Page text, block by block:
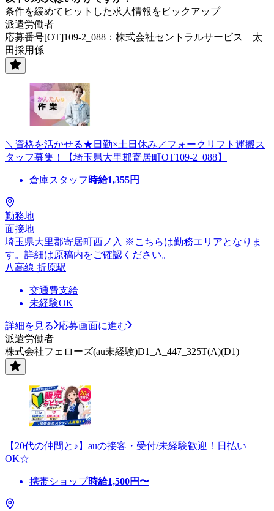
条件を緩めてヒットした求人情報をピックアップ
派遣労働者
応募番号[OT]109-2_088：株式会社セントラルサービス 太
田採用係
＼資格を活かせる★日勤×土日休み／フォークリフト運搬ス
タッフ募集！【埼玉県大里郡寄居町OT109-2_088】
倉庫スタッフ 時給1,355円
勤務地
面接地
埼玉県大里郡寄居町西ノ入 ※こちらは勤務エリアとなりま
す。詳細は原稿内をご確認ください。
八高線 折原駅
交通費支給
未経験OK
詳細を見る
応募画面に進む
派遣労働者
株式会社フェローズ(au未経験)D1_A_447_325T(A)(D1)
【20代の仲間と♪】auの接客・受付/未経験歓迎！日払い
OK☆
携帯ショップ時給1,500円〜